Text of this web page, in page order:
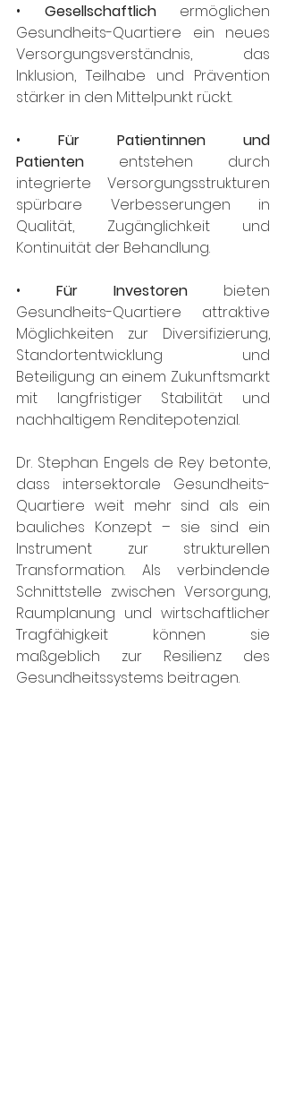
• Gesellschaftlich ermöglichen
Gesundheits-Quartiere ein neues
Versorgungsverständnis, das
Inklusion, Teilhabe und Prävention
stärker in den Mittelpunkt rückt.
• Für Patientinnen und
Patienten entstehen durch
integrierte Versorgungsstrukturen
spürbare Verbesserungen in
Qualität, Zugänglichkeit und
Kontinuität der Behandlung.
• Für Investoren bieten
Gesundheits-Quartiere attraktive
Möglichkeiten zur Diversifizierung,
Standortentwicklung und
Beteiligung an einem Zukunftsmarkt
mit langfristiger Stabilität und
nachhaltigem Renditepotenzial.
Dr. Stephan Engels de Rey betonte,
dass intersektorale Gesundheits-
Quartiere weit mehr sind als ein
bauliches Konzept – sie sind ein
Instrument zur strukturellen
Transformation. Als verbindende
Schnittstelle zwischen Versorgung,
Raumplanung und wirtschaftlicher
Tragfähigkeit können sie
maßgeblich zur Resilienz des
Gesundheitssystems beitragen.